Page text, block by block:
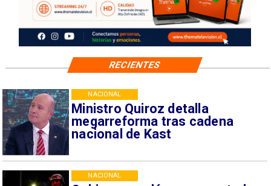
Ministro Quiroz detalla
megarreforma tras cadena
nacional de Kast
NACIONAL
NACIONAL
RECIENTES